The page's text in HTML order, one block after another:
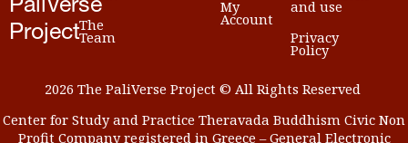
PaliVerse
ProjectThe
Team
My
Account
and use
Privacy
Policy
2026 The PaliVerse Project © All Rights Reserved
Center for Study and Practice Theravada Buddhism Civic Non
Profit Company registered in Greece – General Electronic